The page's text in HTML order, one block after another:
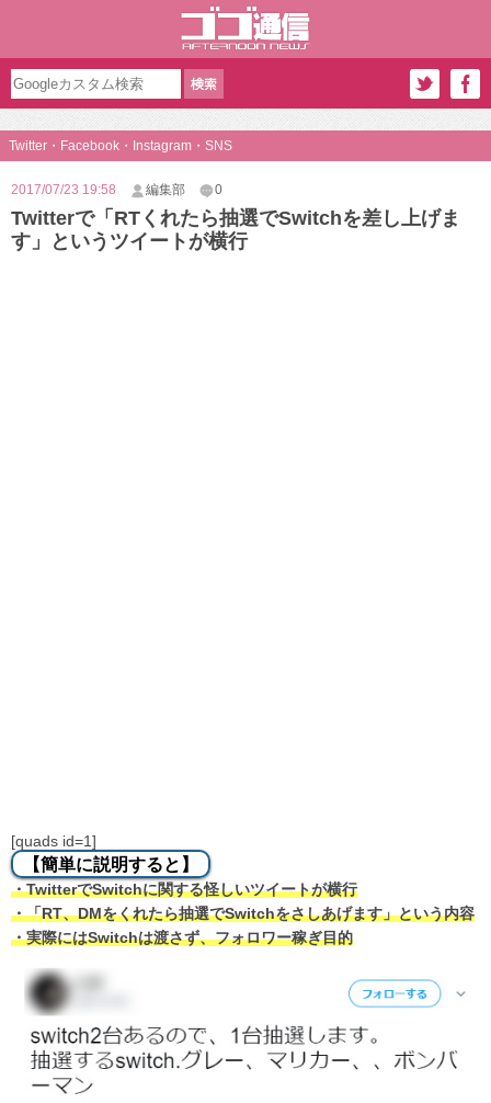
Twitter・Facebook・Instagram・SNS
2017/07/23 19:58 編集部 0
Twitterで「RTくれたら抽選でSwitchを差し上げま
す」というツイートが横行
[quads id=1]
【簡単に説明すると】
・TwitterでSwitchに関する怪しいツイートが横行
・「RT、DMをくれたら抽選でSwitchをさしあげます」という内容
・実際にはSwitchは渡さず、フォロワー稼ぎ目的